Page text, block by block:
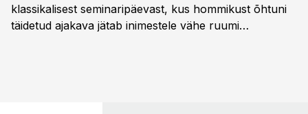
klassikalisest seminaripäevast, kus hommikust õhtuni
täidetud ajakava jätab inimestele vähe ruumi